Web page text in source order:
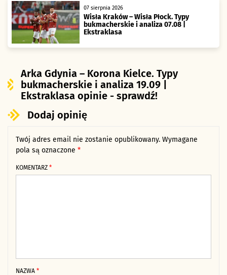
07 sierpnia 2026
Wisła Kraków – Wisła Płock. Typy
bukmacherskie i analiza 07.08 |
Ekstraklasa
Arka Gdynia – Korona Kielce. Typy
bukmacherskie i analiza 19.09 |
Ekstraklasa opinie - sprawdź!
Dodaj opinię
Twój adres email nie zostanie opublikowany. Wymagane
pola są oznaczone *
KOMENTARZ *
NAZWA *
Alternative: